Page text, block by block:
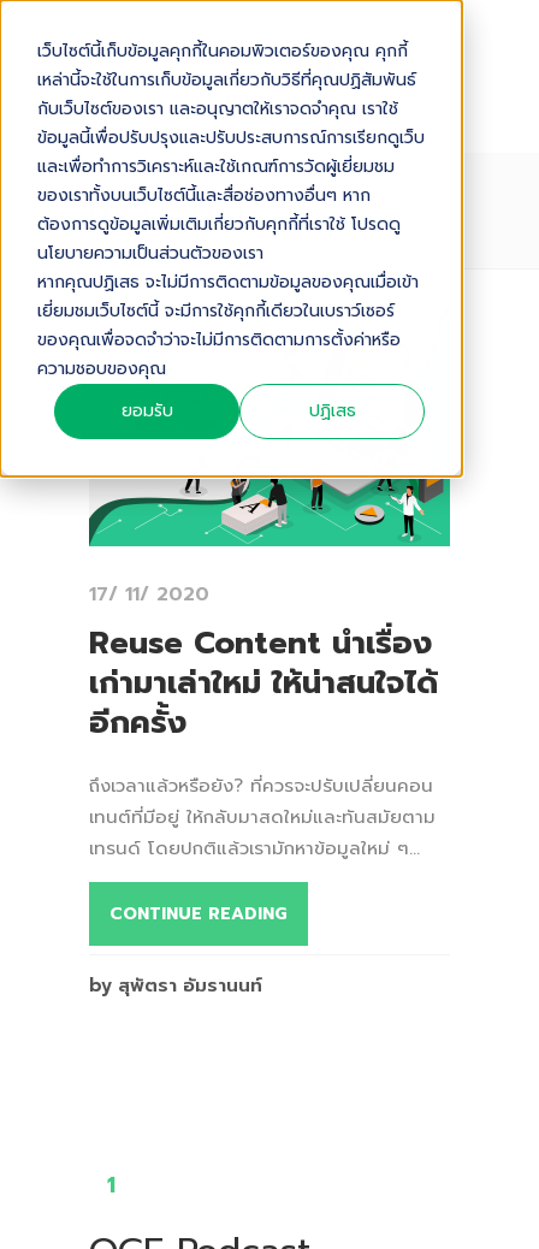
เว็บไซต์นี้เก็บข้อมูลคุกกี้ในคอมพิวเตอร์ของคุณ คุกกี้
เหล่านี้จะใช้ในการเก็บข้อมูลเกี่ยวกับวิธีที่คุณปฏิสัมพันธ์
กับเว็บไซต์ของเรา และอนุญาตให้เราจดจำคุณ เราใช้
ข้อมูลนี้เพื่อปรับปรุงและปรับประสบการณ์การเรียกดูเว็บ
และเพื่อทำการวิเคราะห์และใช้เกณฑ์การวัดผู้เยี่ยมชม
ของเราทั้งบนเว็บไซต์นี้และสื่อช่องทางอื่นๆ หาก
ต้องการดูข้อมูลเพิ่มเติมเกี่ยวกับคุกกี้ที่เราใช้ โปรดดู
นโยบายความเป็นส่วนตัวของเรา
หากคุณปฏิเสธ จะไม่มีการติดตามข้อมูลของคุณเมื่อเข้า
เยี่ยมชมเว็บไซต์นี้ จะมีการใช้คุกกี้เดียวในเบราว์เซอร์
ของคุณเพื่อจดจำว่าจะไม่มีการติดตามการตั้งค่าหรือ
ความชอบของคุณ
ยอมรับ
ปฏิเสธ
REUSE-CONTENT
17/ 11/ 2020
Reuse Content นำเรื่อง
เก่ามาเล่าใหม่ ให้น่าสนใจได้
อีกครั้ง
ถึงเวลาแล้วหรือยัง? ที่ควรจะปรับเปลี่ยนคอน
เทนต์ที่มีอยู่ ให้กลับมาสดใหม่และทันสมัยตาม
เทรนด์ โดยปกติแล้วเรามักหาข้อมูลใหม่ ๆ...
CONTINUE READING
by สุพัตรา อัมรานนท์
1